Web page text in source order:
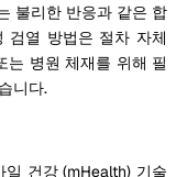
불리한 반응과 같은 합
검열 방법은 절차 자체
는 병원 체재를 위해 필
니다.
일 건강 (mHealth) 기술